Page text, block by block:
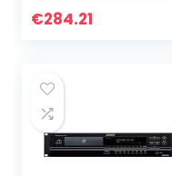
dedizierten
€284.21